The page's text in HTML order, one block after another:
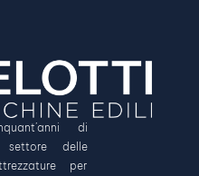
di
settore delle
per